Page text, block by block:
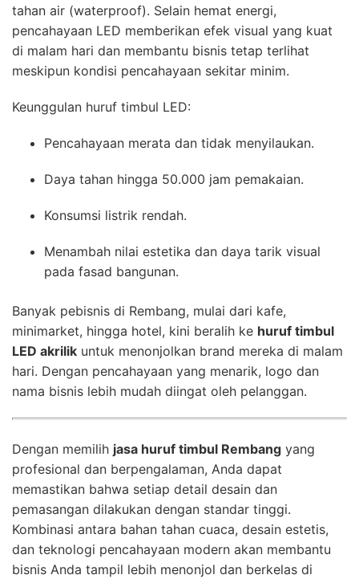
tahan air (waterproof). Selain hemat energi,
pencahayaan LED memberikan efek visual yang kuat
di malam hari dan membantu bisnis tetap terlihat
meskipun kondisi pencahayaan sekitar minim.
Keunggulan huruf timbul LED:
Pencahayaan merata dan tidak menyilaukan.
Daya tahan hingga 50.000 jam pemakaian.
Konsumsi listrik rendah.
Menambah nilai estetika dan daya tarik visual
pada fasad bangunan.
Banyak pebisnis di Rembang, mulai dari kafe,
minimarket, hingga hotel, kini beralih ke huruf timbul
LED akrilik untuk menonjolkan brand mereka di malam
hari. Dengan pencahayaan yang menarik, logo dan
nama bisnis lebih mudah diingat oleh pelanggan.
Dengan memilih jasa huruf timbul Rembang yang
profesional dan berpengalaman, Anda dapat
memastikan bahwa setiap detail desain dan
pemasangan dilakukan dengan standar tinggi.
Kombinasi antara bahan tahan cuaca, desain estetis,
dan teknologi pencahayaan modern akan membantu
bisnis Anda tampil lebih menonjol dan berkelas di